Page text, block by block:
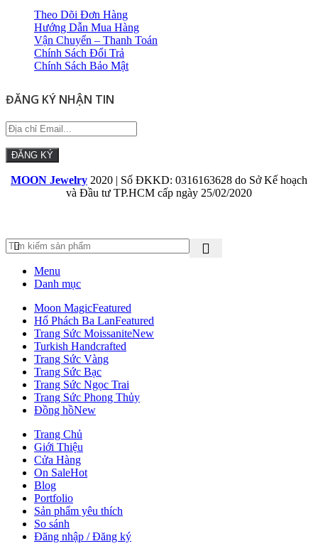
Theo Dõi Đơn Hàng
Hướng Dẫn Mua Hàng
Vận Chuyển – Thanh Toán
Chính Sách Đổi Trả
Chính Sách Bảo Mật
ĐĂNG KÝ NHẬN TIN
MOON Jewelry 2020 | Số ĐKKD: 0316163628 do Sở Kế hoạch
và Đầu tư TP.HCM cấp ngày 25/02/2020
Menu
Danh mục
Moon MagicFeatured
Hổ Phách Ba LanFeatured
Trang Sức MoissaniteNew
Turkish Handcrafted
Trang Sức Vàng
Trang Sức Bạc
Trang Sức Ngọc Trai
Trang Sức Phong Thủy
Đồng hồNew
Trang Chủ
Giới Thiệu
Cửa Hàng
On SaleHot
Blog
Portfolio
Sản phẩm yêu thích
So sánh
Đăng nhập / Đăng ký